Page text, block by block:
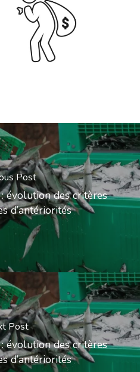
Post
évolution des critères
d’antériorités
Post
évolution des critères
d’antériorités